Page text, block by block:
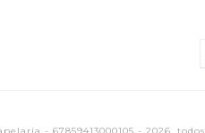
- 67859413000105 - 2026. todos